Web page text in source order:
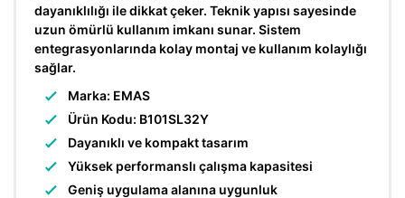
dayanıklılığı ile dikkat çeker. Teknik yapısı sayesinde
uzun ömürlü kullanım imkanı sunar. Sistem
entegrasyonlarında kolay montaj ve kullanım kolaylığı
sağlar.
Marka: EMAS
Ürün Kodu: B101SL32Y
Dayanıklı ve kompakt tasarım
Yüksek performanslı çalışma kapasitesi
Geniş uygulama alanına uygunluk